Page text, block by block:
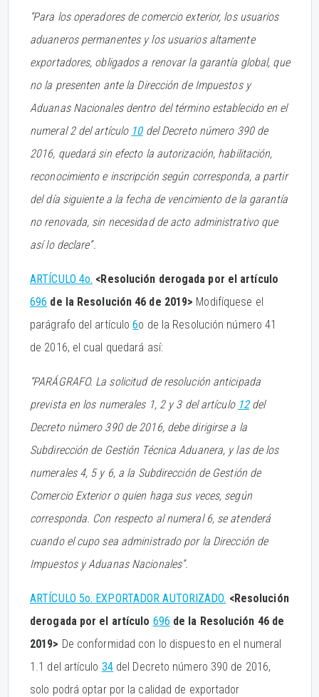
“Para los operadores de comercio exterior, los usuarios
aduaneros permanentes y los usuarios altamente
exportadores, obligados a renovar la garantía global, que
no la presenten ante la Dirección de Impuestos y
Aduanas Nacionales dentro del término establecido en el
numeral 2 del artículo 10del Decreto número 390 de
2016, quedará sin efecto la autorización, habilitación,
reconocimiento e inscripción según corresponda, a partir
del día siguiente a la fecha de vencimiento de la garantía
no renovada, sin necesidad de acto administrativo que
así lo declare”.
ARTÍCULO 4o. <Resolución derogada por el artículo
696 de la Resolución 46 de 2019> Modifíquese el
parágrafo del artículo6o de la Resolución número 41
de 2016, el cual quedará así:
“PARÁGRAFO. La solicitud de resolución anticipada
prevista en los numerales 1, 2 y 3 del artículo 12del
Decreto número 390 de 2016, debe dirigirse a la
Subdirección de Gestión Técnica Aduanera, y las de los
numerales 4, 5 y 6, a la Subdirección de Gestión de
Comercio Exterior o quien haga sus veces, según
corresponda. Con respecto al numeral 6, se atenderá
cuando el cupo sea administrado por la Dirección de
Impuestos y Aduanas Nacionales”.
ARTÍCULO 5o. EXPORTADOR AUTORIZADO. <Resolución
derogada por el artículo 696 de la Resolución 46 de
2019> De conformidad con lo dispuesto en el numeral
1.1 del artículo 34del Decreto número 390 de 2016,
solo podrá optar por la calidad de exportador